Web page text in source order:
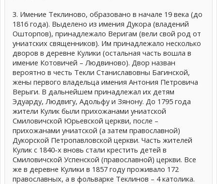
3. Имение Теклиново, образовано в начале 19 века (до
1816 года). Выделено из имения Дукора (владений
Ошторпов), принадлежало Веригам (вели свой род от
униатских священников). Им принадлежало несколько
дворов в деревне Кулики (остальная часть вошла в
имение Котовичей – Людвиново). Двор назван
вероятно в честь Текли Станиславовны Багинской,
жены первого владельца имения Антония Петровича
Верыги. В дальнейшем принадлежал их детям
Эдуарду, Людвигу, Адольфу и Зянону. До 1795 года
жители Кулик были прихожанами униатской
Смиловичской Юрьевской церкви, после –
прихожанами униатской (а затем православной)
Дукорской Петропавловской церкви. Часть жителей
Кулик с 1840-х вновь стали крестить детей в
Смиловичской Успенской (православной) церкви. Все
же в деревне Кулики в 1857 году проживало 172
православных, а в фольварке Теклинов – 4 католика.